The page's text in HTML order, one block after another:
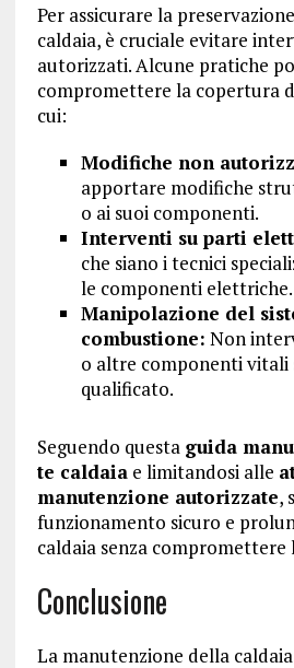
Per assicurare la
caldaia, è cruciale evitare
autorizzati. Alcune pratiche
compromettere la copertura
cui:
Modifiche non
apportare modifiche
o ai suoi componenti.
Interventi su parti
che siano i tecnici
le componenti elettriche.
Manipolazione del
combustione: Non
o altre componenti vitali
qualificato.
Seguendo questa guida
te caldaiae limitandosi alle
manutenzione autorizzate,
funzionamento sicuro e
caldaia senza compromettere
Conclusione
La manutenzione della